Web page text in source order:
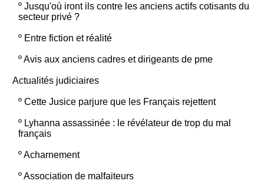
º Jusqu'où iront ils contre les anciens actifs cotisants du
secteur privé ?
º Entre fiction et réalité
ºAvis aux anciens cadres et dirigeants de pme
Actualités judiciaires
º Cette Jusice parjure que les Français rejettent
º Lyhanna assassinée : le révélateur de trop du mal
français
ºAcharnement
ºAssociation de malfaiteurs